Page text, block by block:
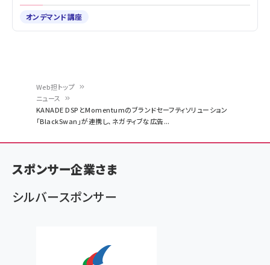
く
ず
Web担トップ
ニュース
KANADE DSPとMomentumのブランドセーフティソリューション
「BlackSwan」が連携し、ネガティブな広告...
オンデマンド講座
スポンサー企業さま
シルバースポンサー